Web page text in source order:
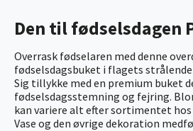
Den til fødselsdagen
Overrask fødselaren med denne
fødselsdagsbuket i flagets strålende
Sig tillykke med en premium buket
fødselsdagsstemning og fejring.
kan variere alt efter sortimentet
Vase og den øvrige dekoration